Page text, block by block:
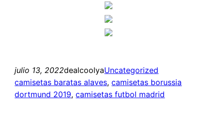
julio 13, 2022dealcoolyaUncategorized
camisetas baratas alaves, camisetas borussia
dortmund 2019, camisetas futbol madrid